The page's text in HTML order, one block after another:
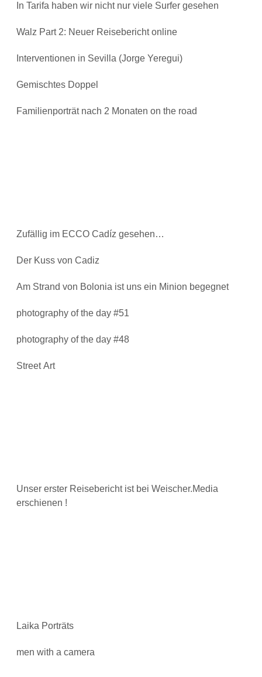
In Tarifa haben wir nicht nur viele Surfer gesehen
Walz Part 2: Neuer Reisebericht online
Interventionen in Sevilla (Jorge Yeregui)
Gemischtes Doppel
Familienporträt nach 2 Monaten on the road
Zufällig im ECCO Cadíz gesehen…
Der Kuss von Cadiz
Am Strand von Bolonia ist uns ein Minion begegnet
photography of the day #51
photography of the day #48
Street Art
Unser erster Reisebericht ist bei Weischer.Media
erschienen !
Laika Porträts
men with a camera